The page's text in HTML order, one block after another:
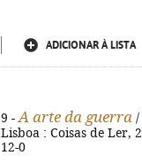
ADICIONAR À LISTA
9 - A arte da guerra /
Lisboa : Coisas de Ler,
12-0